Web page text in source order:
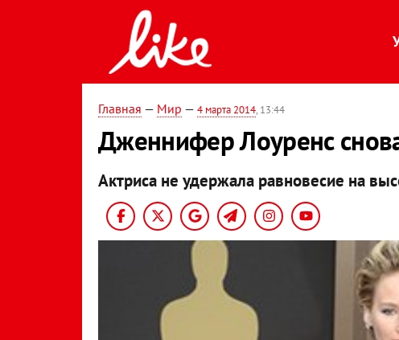
Главная — Мир — 4 марта 2014, 13:44
Дженнифер Лоуренс
Актриса не удержала равновесие на